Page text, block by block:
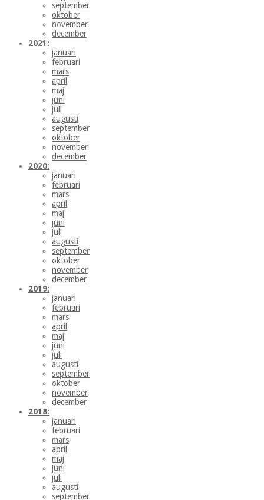
september
oktober
november
december
2021:
januari
februari
mars
april
maj
juni
juli
augusti
september
oktober
november
december
2020:
januari
februari
mars
april
maj
juni
juli
augusti
september
oktober
november
december
2019:
januari
februari
mars
april
maj
juni
juli
augusti
september
oktober
november
december
2018:
januari
februari
mars
april
maj
juni
juli
augusti
september